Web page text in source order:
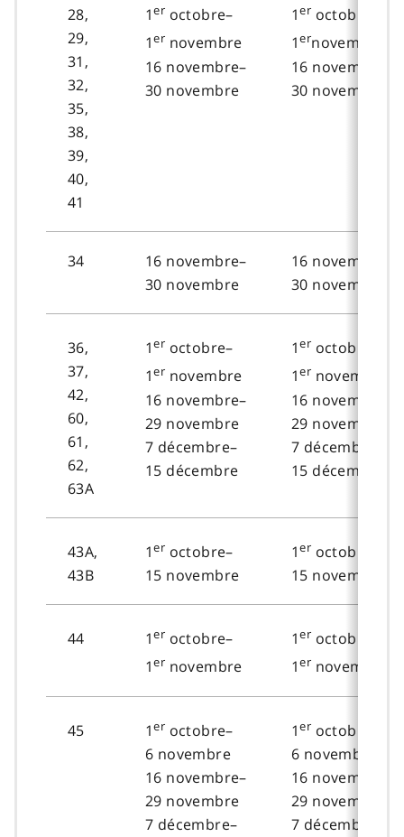
28,
29,
31,
32,
35,
38,
39,
40,
41
1er octobre–
1er novembre
16 novembre–
30 novembre
1er octobre–
1ernovembre
16 novembre–
30 novembre
34
16 novembre–
30 novembre
16 novembre–
30 novembre
36,
37,
42,
60,
61,
62,
63A
1er octobre–
1er novembre
16 novembre–
29 novembre
7 décembre–
15 décembre
1er octobre–
1er novembre
16 novembre–
29 novembre
7 décembre–
15 décembre
43A,
43B
1er octobre–
15 novembre
1er octobre–
15 novembre
44 1er octobre–
1er novembre
1er octobre–
1er novembre
45 1er octobre–
6 novembre
16 novembre–
29 novembre
7 décembre–
1er octobre–
6 novembre
16 novembre–
29 novembre
7 décembre–